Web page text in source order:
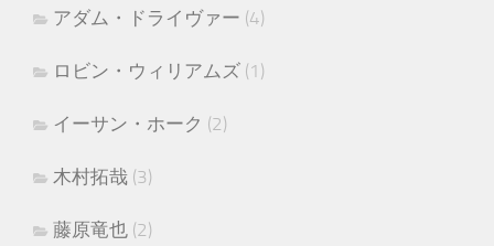
アダム・ドライヴァー (4)
ロビン・ウィリアムズ (1)
イーサン・ホーク (2)
木村拓哉 (3)
藤原竜也 (2)